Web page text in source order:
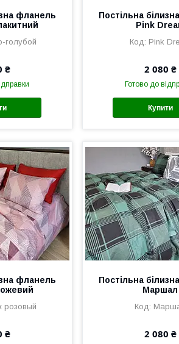
фланель
голубой
₴
Постільна
Pink
Pink
2 080 ₴
Готово до
Купити
фланель
розовый
₴
Постільна
Маршал
2 080 ₴